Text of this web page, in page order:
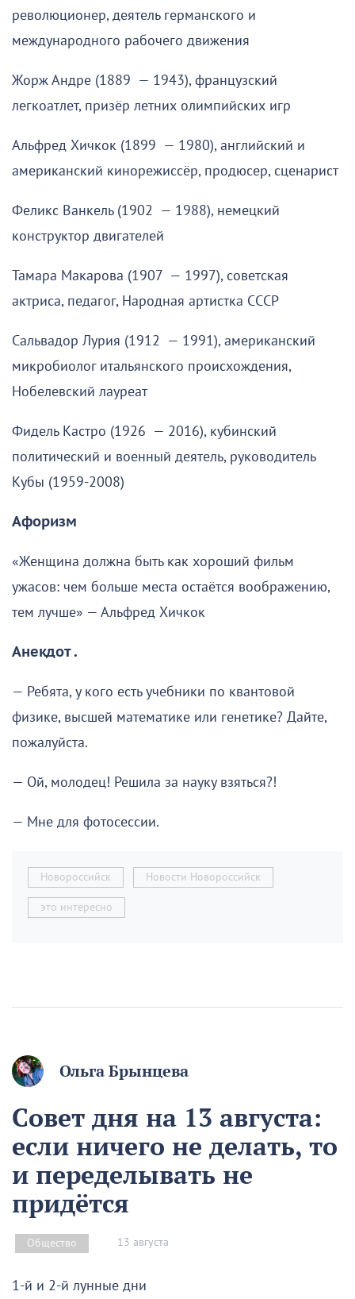
революционер, деятель германского и
международного рабочего движения
Жорж Андре (1889 — 1943), французский
легкоатлет, призёр летних олимпийских игр
Альфред Хичкок (1899 — 1980), английский и
американский кинорежиссёр, продюсер, сценарист
Феликс Ванкель (1902 — 1988), немецкий
конструктор двигателей
Тамара Макарова (1907 — 1997), советская
актриса, педагог, Народная артистка СССР
Сальвадор Лурия (1912 — 1991), американский
микробиолог итальянского происхождения,
Нобелевский лауреат
Фидель Кастро (1926 — 2016), кубинский
политический и военный деятель, руководитель
Кубы (1959-2008)
Афоризм
«Женщина должна быть как хороший фильм
ужасов: чем больше места остаётся воображению,
тем лучше» — Альфред Хичкок
Анекдот .
— Ребята, у кого есть учебники по квантовой
физике, высшей математике или генетике? Дайте,
пожалуйста.
— Ой, молодец! Решила за науку взяться?!
— Мне для фотосессии.
Новороссийск Новости Новороссийск
это интересно
Ольга Брынцева
Совет дня на 13 августа:
если ничего не делать, то
и переделывать не
придётся
Общество 13 августа
1-й и 2-й лунные дни